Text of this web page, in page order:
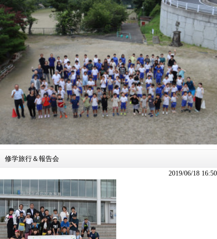
修学旅行＆報告会
2019/06/18 16:50